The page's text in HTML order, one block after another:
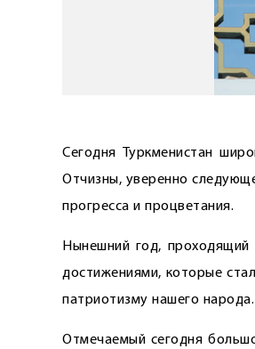
Сегодня Туркменистан
Отчизны, уверенно
прогресса и процветания.
Нынешний год,
достижениями, которые
патриотизму нашего народа.
Отмечаемый сегодня